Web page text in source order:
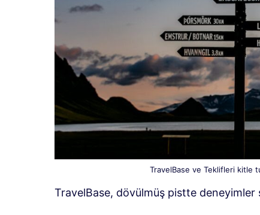
TravelBase ve Teklifleri kitle
TravelBase, dövülmüş pistte deneyimler